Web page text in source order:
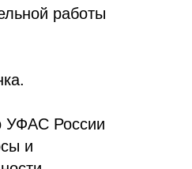
работы
УФАС России
и